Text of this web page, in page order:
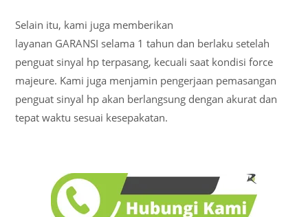
Selain itu, kami juga memberikan
layanan GARANSI selama 1 tahun dan berlaku setelah
penguat sinyal hp terpasang, kecuali saat kondisi force
majeure. Kami juga menjamin pengerjaan pemasangan
penguat sinyal hp akan berlangsung dengan akurat dan
tepat waktu sesuai kesepakatan.